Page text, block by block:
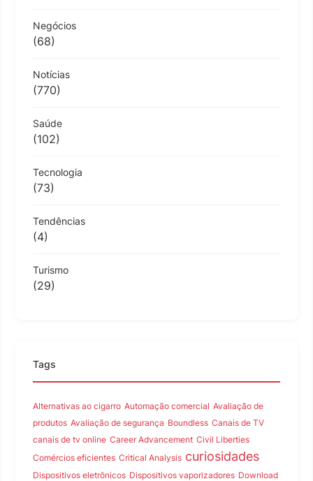
Negócios
(68)
Notícias
(770)
Saúde
(102)
Tecnologia
(73)
Tendências
(4)
Turismo
(29)
Tags
Alternativas ao cigarro Automação comercial Avaliação de
produtos Avaliação de segurança Boundless Canais de TV
canais de tv online Career Advancement Civil Liberties
Comércios eficientes Critical Analysis curiosidades
Dispositivos eletrônicos Dispositivos vaporizadores Download